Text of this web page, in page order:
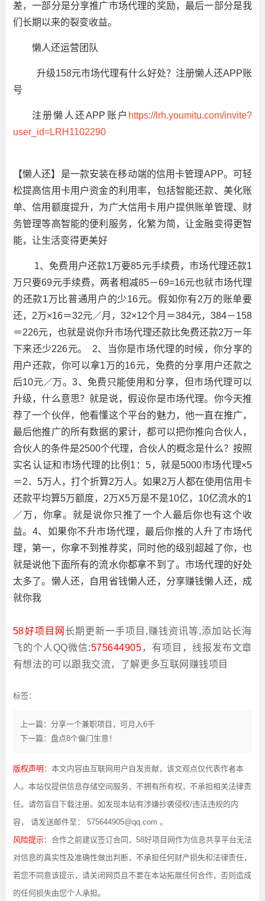
差，一部分是分享推广市场代理的奖励，最后一部分是我
们长期以来的裂变收益。
懒人还运营团队
升级158元市场代理有什么好处？注册懒人还APP账
号
注册懒人还APP账户 https://lrh.youmitu.com/invite?
user_id=LRH1102290
【懒人还】是一款安装在移动端的信用卡管理APP。可轻
松提高信用卡用户资金的利用率，包括智能还款、美化账
单、信用额度提升，为广大信用卡用户提供账单管理、财
务管理等高智能的便利服务，化繁为简，让金融变得更智
能，让生活变得更美好
1、免费用户还款1万要85元手续费，市场代理还款1
万只要69元手续费，两者相减85－69=16元也就市场代理
的还款1万比普通用户的少16元。假如你有2万的账单要
还，2万×16＝32元／月，32×12个月＝384元，384－158
＝226元，也就是说你升市场代理还款比免费还款2万ー年
下来还少226元。 2、当你是市场代理的时候，你分享的
用户还款，你可以拿1万的16元，免费的分享用户还款之
后10元／万。3、免费只能使用和分享，但市场代理可以
升级，什么意思？就是说，假设你是市场代理。你今天推
荐了一个伙伴，他看懂这个平台的魅力，他一直在推广，
最后他推广的所有数据的累计，都可以把你推向合伙人，
合伙人的条件是2500个代理，合伙人的概念是什么？按照
实名认证和市场代理的比例1：5，就是5000市场代理×5
＝2．5万人，打个折算2万人。如果2万人都在使用信用卡
还款平均算5万额度，2万X5万是不是10亿，10亿流水的1
／万，你拿。就是说你只推了一个人最后你也有这个收
益。4、如果你不升市场代理，最后你推的人升了市场代
理，第一，你拿不到推荐奖，同时他的级别超越了你，也
就是说他下面所有的流水你都拿不到了。市场代理的好处
太多了。懒人还，自用省钱懒人还，分享赚钱懒人还，成
就你我
58好项目网 长期更新一手项目,赚钱资讯等,添加站长海
飞的个人QQ微信:575644905 ，有项目，线报发布文章
有想法的可以跟我交流，了解更多互联网赚钱项目
标签：
上一篇：分享一个兼职项目，可月入6千
下一篇：盘点8个偏门生意！
版权声明 ：本文内容由互联网用户自发贡献，该文观点仅代表作者本
人。本站仅提供信息存储空间服务，不拥有所有权，不承担相关法律责
任。请勿盲目下载注册。如发现本站有涉嫌抄袭侵权/违法违规的内
容， 请发送邮件至： 575644905@qq.com 。
风险提示：合作之前建议签订合同，58好项目网作为信息共享平台无法
对信息的真实性及准确性做出判断，不承担任何财产损失和法律责任，
若您不同意该提示，请关闭网页且不要在本站拓展任何合作，否则造成
的任何损失由您个人承担。